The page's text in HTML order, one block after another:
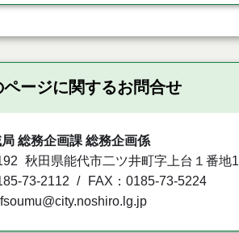
ページに関するお問合せ
総務企画課 総務企画係
秋田県能代市二ツ井町字上台１番地1
73-2112
FAX：0185-73-5224